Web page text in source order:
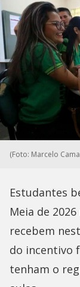
(Foto: Marcelo
Estudantes
Meia de
recebem
do incentivo
tenham o